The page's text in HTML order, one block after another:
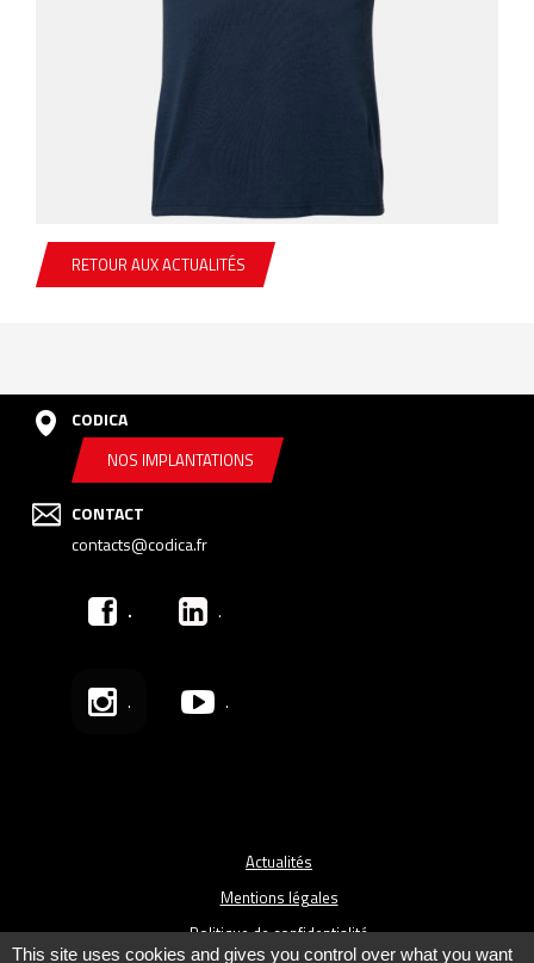
RETOUR AUX ACTUALITÉS
CODICA
NOS IMPLANTATIONS
CONTACT
contacts@codica.fr
. .
. .
Actualités
Mentions légales
Politique de confidentialité
This site uses cookies and gives you control over what you want